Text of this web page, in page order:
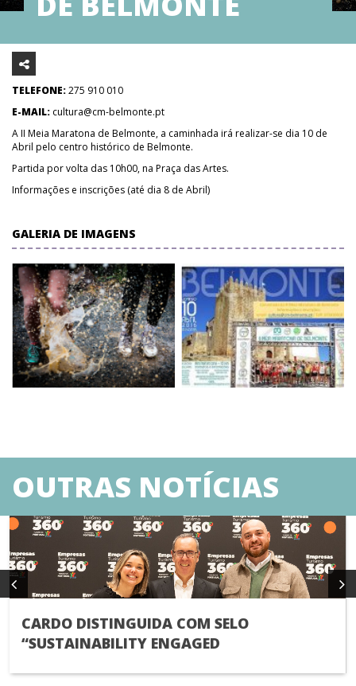
TELEFONE:275 910 010
E-MAIL: cultura@cm-belmonte.pt
A II Meia Maratona de Belmonte, a caminhada irá realizar-se dia 10 de
Abril pelo centro histórico de Belmonte.
Partida por volta das 10h00, na Praça das Artes.
Informações e inscrições (até dia 8 de Abril)
GALERIA DE IMAGENS
OUTRAS NOTÍCIAS
CARDO DISTINGUIDA COM SELO
“SUSTAINABILITY ENGAGED